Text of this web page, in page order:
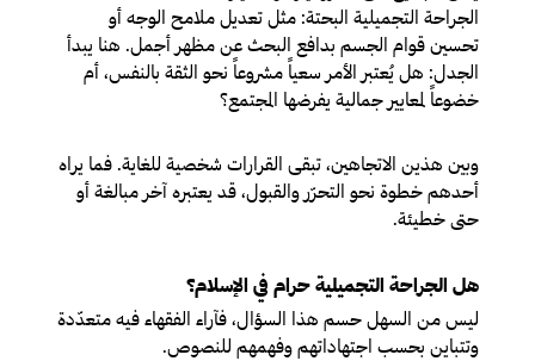
الجراحة التجميلية البحتة: مثل تعديل ملامح الوجه أو
تحسين قوام الجسم بدافع البحث عن مظهر أجمل. هنا يبدأ
الجدل: هل يُعتبر الأمر سعياً مشروعاً نحو الثقة بالنفس، أم
خضوعاً لمعايير جمالية يفرضها المجتمع؟
وبين هذين الاتجاهين، تبقى القرارات شخصية للغاية. فما يراه
أحدهم خطوة نحو التحرّر والقبول، قد يعتبره آخر مبالغة أو
حتى خطيئة.
هل الجراحة التجميلية حرام في الإسلام؟
ليس من السهل حسم هذا السؤال، فآراء الفقهاء فيه متعدّدة
وتتباين بحسب اجتهاداتهم وفهمهم للنصوص.